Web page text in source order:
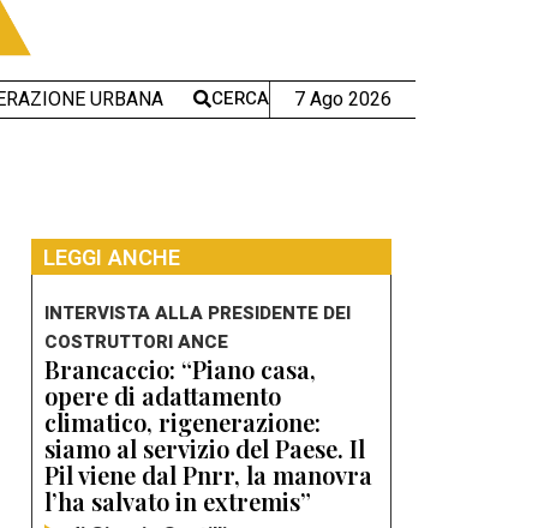
URBANA CERCA 7 Ago 2026
LEGGI ANCHE
INTERVISTA ALLA PRESIDENTE DEI
COSTRUTTORI ANCE
Brancaccio: “Piano casa,
opere di adattamento
climatico, rigenerazione:
siamo al servizio del Paese. Il
Pil viene dal Pnrr, la manovra
l’ha salvato in extremis”